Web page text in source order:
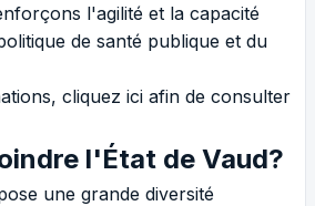
l'agilité et la capacité
de santé publique et du
cliquez ici afin de consulter
l'État de Vaud?
une grande diversité